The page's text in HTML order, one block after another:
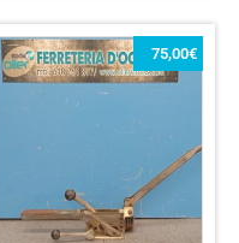
75,00€